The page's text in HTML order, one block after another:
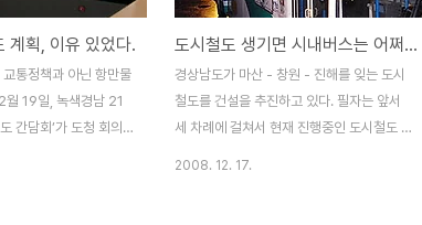
고 장기적인 대중교통
만 아니라 인구 감소와
대한 공사비용, 운영
제 등을 염려하는 반
습니..
획조정실 사업전략 팀장) - 서익진(경남대학
교 경제무역학부 교수) - 김흥수(마산시 도시
환경국 국장) - 이윤기(마산 YMCA 기획부
장) - 임채학(현대로템(주) 이사) 를 주제로
경성대학교 도시공학과 김민..
계획, 이유 있었다.
통정책과 아닌 항만물
월 19일, 녹색경남 21
간담회’가 도청 회의
도시철도 생기면 시내버스는 어쩌나?
경상남도가 마산 - 창원 - 진해를 잊는 도시
철도를 건설을 추진하고 있다. 필자는 앞서
세 차례에 걸쳐서 현재 진행중인 도시철도 추
2008. 12. 17.